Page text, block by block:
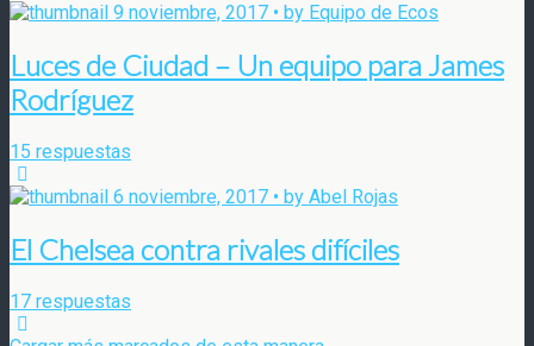
9 noviembre, 2017 • by Equipo de Ecos
Luces de Ciudad – Un equipo para James
Rodríguez
15 respuestas
6 noviembre, 2017 • by Abel Rojas
El Chelsea contra rivales difíciles
17 respuestas